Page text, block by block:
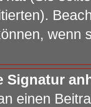
wenn
Signatur
einen